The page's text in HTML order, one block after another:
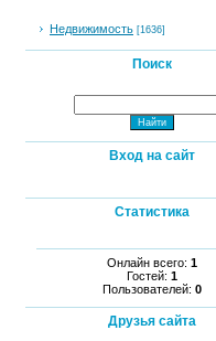
Недвижимость [1636]
Поиск
Вход на сайт
Статистика
Онлайн всего: 1
Гостей: 1
Пользователей: 0
Друзья сайта